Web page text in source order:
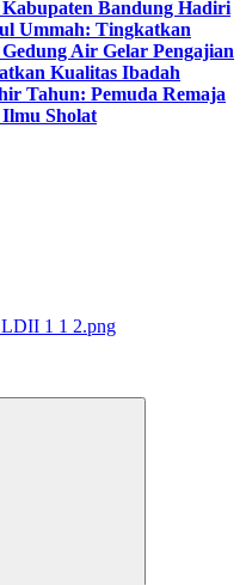
Bandung Hadiri
Ummah: Tingkatkan
Air Gelar Pengajian
Kualitas Ibadah
Tahun: Pemuda Remaja
Sholat